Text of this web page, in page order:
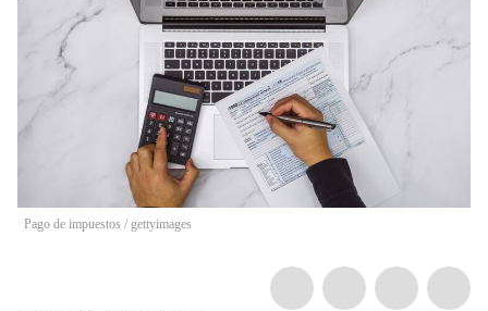
Pago de impuestos / gettyimages